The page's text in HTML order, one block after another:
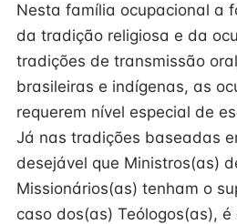
Nesta família ocupacional a
da tradição religiosa e da
tradições de transmissão
brasileiras e indígenas, as
requerem nível especial de
Já nas tradições baseadas
desejável que Ministros(as)
Missionários(as) tenham o
caso dos(as) Teólogos(as), é